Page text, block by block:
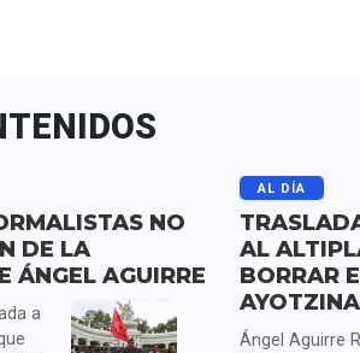
NO
DE LA
ÁNGEL AGUIRRE
a
AL DÍA
AL
BORRAR
Ángel Aguirre